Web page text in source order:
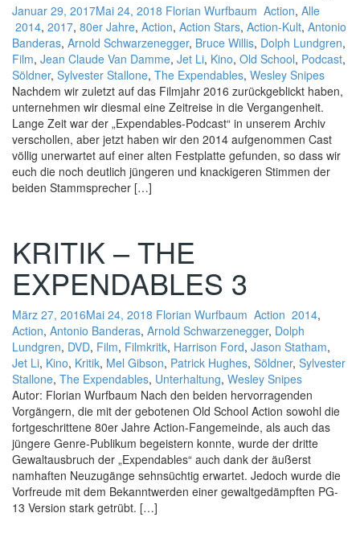
Januar 29, 2017Mai 24, 2018 Florian Wurfbaum Action, Alle
2014, 2017, 80er Jahre, Action, Action Stars, Action-Kult, Antonio
Banderas, Arnold Schwarzenegger, Bruce Willis, Dolph Lundgren,
Film, Jean Claude Van Damme, Jet Li, Kino, Old School, Podcast,
Söldner, Sylvester Stallone, The Expendables, Wesley Snipes
Nachdem wir zuletzt auf das Filmjahr 2016 zurückgeblickt haben,
unternehmen wir diesmal eine Zeitreise in die Vergangenheit.
Lange Zeit war der „Expendables-Podcast“ in unserem Archiv
verschollen, aber jetzt haben wir den 2014 aufgenommen Cast
völlig unerwartet auf einer alten Festplatte gefunden, so dass wir
euch die noch deutlich jüngeren und knackigeren Stimmen der
beiden Stammsprecher […]
KRITIK – THE
EXPENDABLES 3
März 27, 2016Mai 24, 2018 Florian Wurfbaum Action 2014,
Action, Antonio Banderas, Arnold Schwarzenegger, Dolph
Lundgren, DVD, Film, Filmkritk, Harrison Ford, Jason Statham,
Jet Li, Kino, Kritik, Mel Gibson, Patrick Hughes, Söldner, Sylvester
Stallone, The Expendables, Unterhaltung, Wesley Snipes
Autor: Florian Wurfbaum Nach den beiden hervorragenden
Vorgängern, die mit der gebotenen Old School Action sowohl die
fortgeschrittene 80er Jahre Action-Fangemeinde, als auch das
jüngere Genre-Publikum begeistern konnte, wurde der dritte
Gewaltausbruch der „Expendables“ auch dank der äußerst
namhaften Neuzugänge sehnsüchtig erwartet. Jedoch wurde die
Vorfreude mit dem Bekanntwerden einer gewaltgedämpften PG-
13 Version stark getrübt. […]